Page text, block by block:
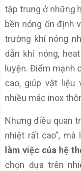
tập trung ở những
bền nóng ổn định
trường khí nóng
dẫn khí nóng,
luyện. Điểm mạnh
cao, giúp vật liệu
nhiều mác inox
Nhưng điều quan
nhiệt rất cao”, mà
làm việc của hệ
chọn dựa trên